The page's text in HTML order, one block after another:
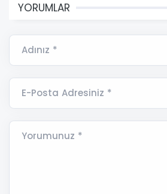
YORUMLAR
Adınız *
E-Posta Adresiniz *
Yorumunuz *